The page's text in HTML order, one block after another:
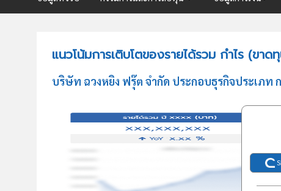
แนวโน้มการเติบโตของรายได้รวม กำไร (ข
บริษัท ฉวงหยิง ฟรุ๊ต จำกัด ประกอบธุรกิจประเภท